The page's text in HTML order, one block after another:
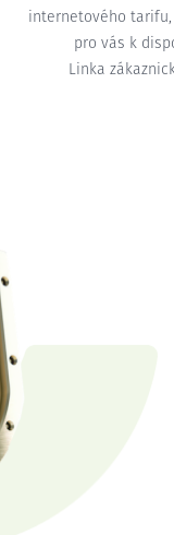
internetového
pro vás k
Linka